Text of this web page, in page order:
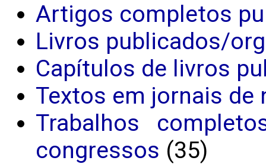
Artigos completos
Livros publicados/
Capítulos de livros
Textos em jornais
Trabalhos
congressos (35)